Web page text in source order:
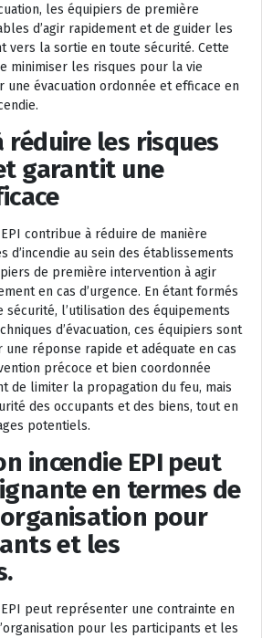
les équipiers de première
d’agir rapidement et de guider les
vers la sortie en toute sécurité. Cette
minimiser les risques pour la vie
une évacuation ordonnée et efficace en
réduire les risques
garantit une
contribue à réduire de manière
d’incendie au sein des établissements
de première intervention à agir
en cas d’urgence. En étant formés
l’utilisation des équipements
d’évacuation, ces équipiers sont
réponse rapide et adéquate en cas
précoce et bien coordonnée
de limiter la propagation du feu, mais
des occupants et des biens, tout en
potentiels.
incendie EPI peut
en termes de
pour
et les
peut représenter une contrainte en
pour les participants et les